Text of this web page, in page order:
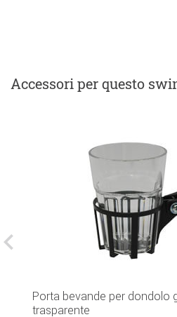
Accessoriper questo
Porta bevande per dondolo
trasparente